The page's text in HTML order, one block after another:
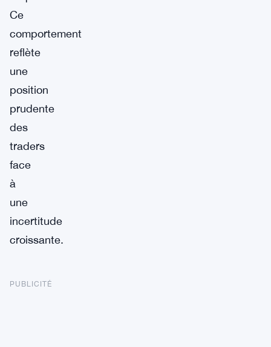
Ce
comportement
reflète
une
position
prudente
des
traders
face
à
une
incertitude
croissante.
PUBLICITÉ